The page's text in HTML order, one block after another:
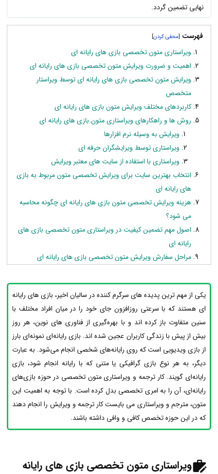
نهایی تضمین گردد.
فهرست [
]
ویراستاری متون تخصصی بازی های رایانه ای
اهمیت و ضرورت ویرایش متون تخصصی بازی های رایانه ای
ویرایش متون تخصصی بازی های رایانه ای توسط ویراستار
متخصص
کاربردهای مختلف ویرایش متون بازی های رایانه ای
روش ها و راهکارهای ویراستاری متون بازی های رایانه ای
ویرایش به وسیله نرم افزارها
ویراستاری توسط ویرایشگران حرفه ای
ویراستاری با استفاده از سایت های معتبر ویرایش
انتخاب بهترین سایت برای ویرایش تخصصی متون مربوط به بازی
های رایانه ای
هزینه ویرایش تخصصی متون بازی های رایانه ای چگونه محاسبه
می شود؟
اصول مهم تضمین کیفیت در ویراستاری متون تخصصی بازی های
رایانه ای
مراحل سفارش ویرایش متون تخصصی بازی های رایانه ای
یکی از مهم ترین پدیده های سرگرم کننده در سالیان اخیر، بازی های رایانه
ای هستند که با سرعتی روزافزون جای خود را در میان افراد مختلف با
سنین متفاوت باز کرده اند و با بهره‌گیری از فناوری های نوین، هر روز
بیش از پیش با زندگی کاربران عجین شده اند. بازی رایانه‌ای نمونه‌ای بارز
از بازی ویدیویی است که روی رایانه‌های شخصی انجام می‌شود. به عبارت
دیگر، به هر نوع بازی گرافیکی یا متنی که با رایانه انجام شود، بازی
رایانه‌ای گویند. کار ترجمه و ویراستاری متون تخصصی در حوزه بازی‌های
رایانه‌ای، آن را به امری تخصصی بدل کرده است. با توجه به اهمیت این
متون، مترجم و ویراستاری می بایست کار ترجمه و ویرایش را انجام دهند
که در این حوزه تخصص کافی و وافی داشته باشند.
ویراستاری متون تخصصی بازی های رایانه